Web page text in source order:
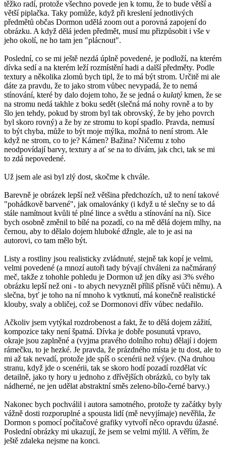
těžko radí, protože všechno povede jen k tomu, že to bude větší a
větší piplačka. Taky pomůže, když při kreslení jednotlivých
předmětů občas Dormon udělá zoom out a porovná zapojení do
obrázku. A když dělá jeden předmět, musí mu přizpůsobit i vše v
jeho okolí, ne ho tam jen "plácnout".
Poslední, co se mi ještě nezdá úplně povedené, je podloží, na kterém
dívka sedí a na kterém leží rozmístění hadi a další předměty. Podle
textury a několika zlomů bych tipl, že to má být strom. Určitě mi ale
dáte za pravdu, že to jako strom vůbec nevypadá, že to nemá
stínování, které by dalo dojem toho, že se jedná o kulatý kmen, že se
na stromu nedá takhle z boku sedět (slečná má nohy rovně a to by
šlo jen tehdy, pokud by strom byl tak obrovský, že by jeho povrch
byl skoro rovný) a že by ze stromu to kopí spadlo. Pravda, nemusí
to být chyba, může to být moje mýlka, možná to není strom. Ale
když ne strom, co to je? Kámen? Bažina? Ničemu z toho
neodpovídají barvy, textury a ať se na to dívám, jak chci, tak se mi
to zdá nepovedené.
Už jsem ale asi byl zlý dost, skočme k chvále.
Barevně je obrázek lepší než většina předchozích, už to není takové
"pohádkově barvené", jak omalovánky (i když u té slečny se to dá
stále namítnout kvůli té plné lince a světlu a stínování na ní). Sice
bych osobně změnil to bílé na pozadí, co na mě dělá dojem mlhy, na
černou, aby to dělalo dojem hluboké džngle, ale to je asi na
autorovi, co tam mělo být.
Listy a rostliny jsou realisticky zvládnuté, stejně tak kopí je velmi,
velmi povedené (a mnozí autoři tady bývají chváleni za načmáraný
meč, takže z tohohle pohledu je Dormon už jen díky asi 3% svého
obrázku lepší než oni - to abych nevyzněl příliš přísně vůči němu). A
slečna, byť je toho na ní mnoho k vytknutí, má konečně realistické
klouby, svaly a obličej, což se Dormonovi dřív vůbec nedařilo.
Ačkoliv jsem vytýkal rozdrobenost a fakt, že to dělá dojem zážití,
kompozice taky není špatná. Dívka je dobře posunutá vpravo,
okraje jsou zaplněné a (vyjma pravého dolního rohu) dělají i dojem
rámečku, to je hezké. Je pravda, že prázdného místa je tu dost, ale to
mi až tak nevadí, protože jde spíš o scenérii než výjev. (Na druhou
stranu, když jde o scenérii, tak se skoro hodí pozadí rozdělat víc
detailně, jako ty hory u jednoho z dřívějších obrázků, co byly tak
nádherné, ne jen udělat abstraktní směs zeleno-bílo-černé barvy.)
Nakonec bych pochválil i autora samotného, protože ty začátky byly
vážně dosti rozporuplné a spousta lidí (mě nevyjímaje) nevěřila, že
Dormon s pomocí počítačové grafiky vytvoří něco opravdu úžasné.
Poslední obrázky mi ukazují, že jsem se velmi mýlil. A věřím, že
ještě zdaleka nejsme na konci.